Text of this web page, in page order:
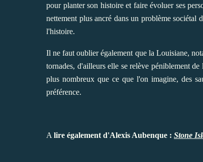
pour planter son histoire et faire évoluer ses
nettement plus ancré dans un problème
l'histoire.
Il ne faut oublier également que la Louisiane,
tornades, d'ailleurs elle se relève péniblement
plus nombreux que ce que l'on imagine, des
préférence.
A lire également d'Alexis Aubenque : Stone